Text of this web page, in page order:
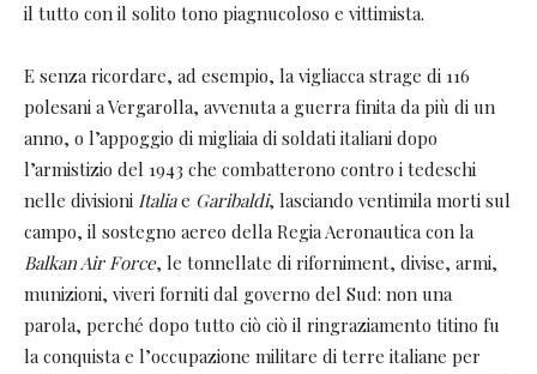
il tutto con il solito tono piagnucoloso e vittimista.
E senza ricordare, ad esempio, la vigliacca strage di 116
polesani a Vergarolla, avvenuta a guerra finita da più di un
anno, o l’appoggio di migliaia di soldati italiani dopo
l’armistizio del 1943 che combatterono contro i tedeschi
nelle divisioni Italiae Garibaldi, lasciando ventimila morti sul
campo, il sostegno aereo della Regia Aeronautica con la
Balkan Air Force, le tonnellate di riforniment, divise, armi,
munizioni, viveri forniti dal governo del Sud: non una
parola, perché dopo tutto ciò ciò il ringraziamento titino fu
la conquista e l’occupazione militare di terre italiane per